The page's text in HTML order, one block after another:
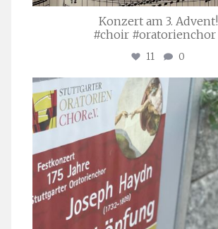
Konzert am 3. Advent!
#choir #oratorienchor
11 0
stuttgarter_oratorienchor
Juli 23